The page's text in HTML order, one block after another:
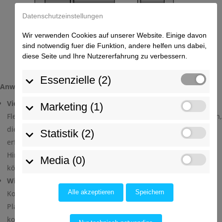
Datenschutzeinstellungen
Wir verwenden Cookies auf unserer Website. Einige davon
sind notwendig fuer die Funktion, andere helfen uns dabei,
diese Seite und Ihre Nutzererfahrung zu verbessern.
Essenzielle (2)
Marketing (1)
Statistik (2)
Media (0)
Alle akzeptieren Speichern
Anwendung und Vorteile
Vielseitigkeit: Zwei-Platten-Werkzeuge bieten eine hohe
Flexibilität und eignen sich für eine breite Palette von Bauteilen,
die keine aufwändigen Schieber oder zusätzlichen Platten
erfordern. Sie sind besonders für Bauteile geeignet, die keine
Hinterschneidungen haben und daher direkt entformt werden
können.
Wirtschaftlichkeit
Konstruktion und des geringeren Materialbedarfs sind Zwei-
Platten-Werkzeuge oft kostengünstiger herzustellen als
komplexere Werkzeuge, wie z.B. Drei-Platten-Werkzeuge oder